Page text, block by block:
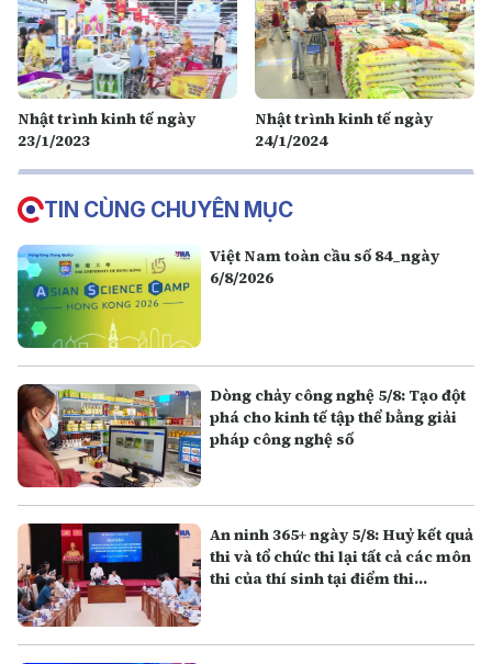
Nhật trình kinh tế ngày
23/1/2023
Nhật trình kinh tế ngày
24/1/2024
TIN CÙNG CHUYÊN MỤC
Việt Nam toàn cầu số 84_ngày
6/8/2026
Dòng chảy công nghệ 5/8: Tạo đột
phá cho kinh tế tập thể bằng giải
pháp công nghệ số
An ninh 365+ ngày 5/8: Huỷ kết quả
thi và tổ chức thi lại tất cả các môn
thi của thí sinh tại điểm thi